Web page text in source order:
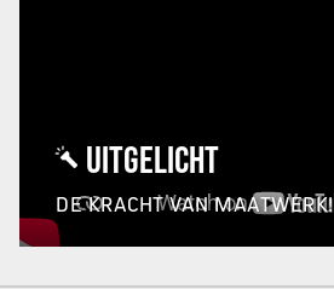
UITGELICHT
DE KRACHT VAN MAATWERK!